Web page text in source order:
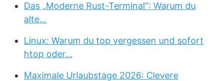
Das „Moderne Rust-Terminal“: Warum du
alte…
Linux: Warum du top vergessen und sofort
htop oder…
Maximale Urlaubstage 2026: Clevere